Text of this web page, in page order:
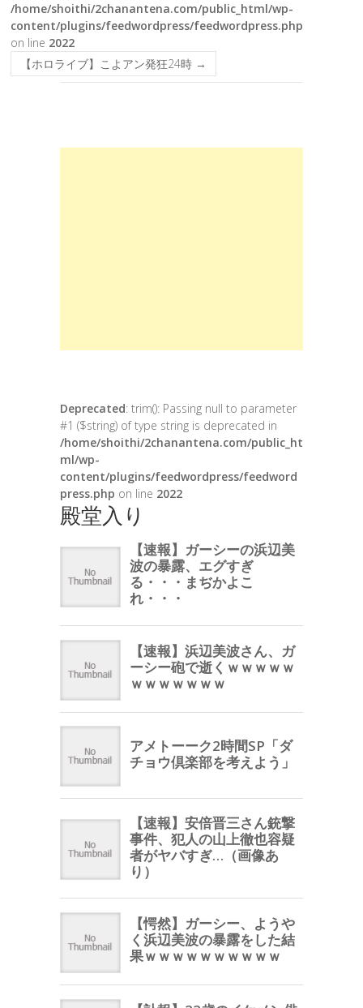
/home/shoithi/2chanantena.com/public_html/wp-
content/plugins/feedwordpress/feedwordpress.php
on line 2022
【ホロライブ】こよアン発狂24時 →
Deprecated: trim(): Passing null to parameter
#1 ($string) of type string is deprecated in
/home/shoithi/2chanantena.com/public_ht
ml/wp-
content/plugins/feedwordpress/feedword
press.php on line 2022
殿堂入り